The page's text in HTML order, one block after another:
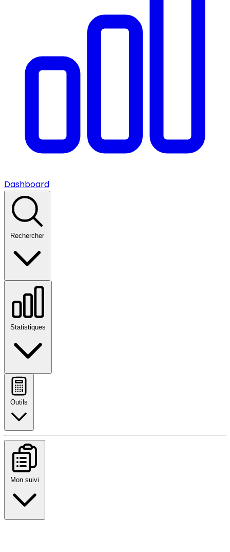
Dashboard
Rechercher
Statistiques
Outils
Mon suivi